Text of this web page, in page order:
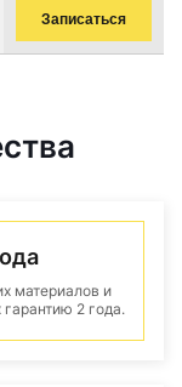
Записаться
материалов и
2 года.